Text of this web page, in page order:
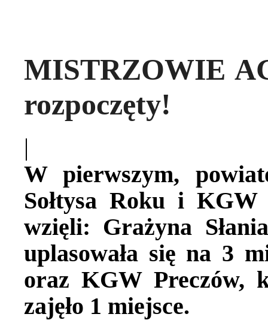
MISTRZOWIE
rozpoczęty!
|
W pierwszym,
Sołtysa Roku i KGW
wzięli: Grażyna
uplasowała się na 3
oraz KGW Preczów,
zajęło 1 miejsce.